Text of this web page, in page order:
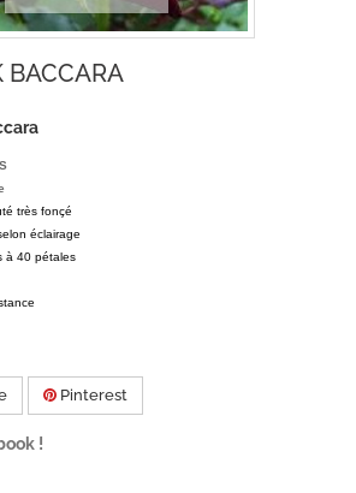
BACCARA
très fonçé
éclairage
à 40 pétales
Pinterest
!